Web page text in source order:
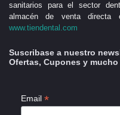
sanitarios para el sector
almacén de venta directa
www.tiendental.com
Suscribase a nuestro
Ofertas, Cupones y mucho
Email *